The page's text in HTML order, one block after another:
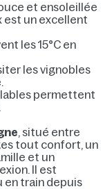
et ensoleillée
est un excellent
les 15°C en
les vignobles
permettent
, situé entre
tout confort, un
et un
Il est
en train depuis